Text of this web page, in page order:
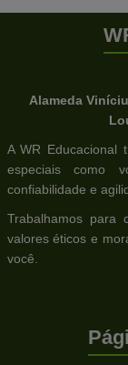
Alameda
A WR Educacional
especiais como
confiabilidade e
Trabalhamos para
valores éticos e
você.